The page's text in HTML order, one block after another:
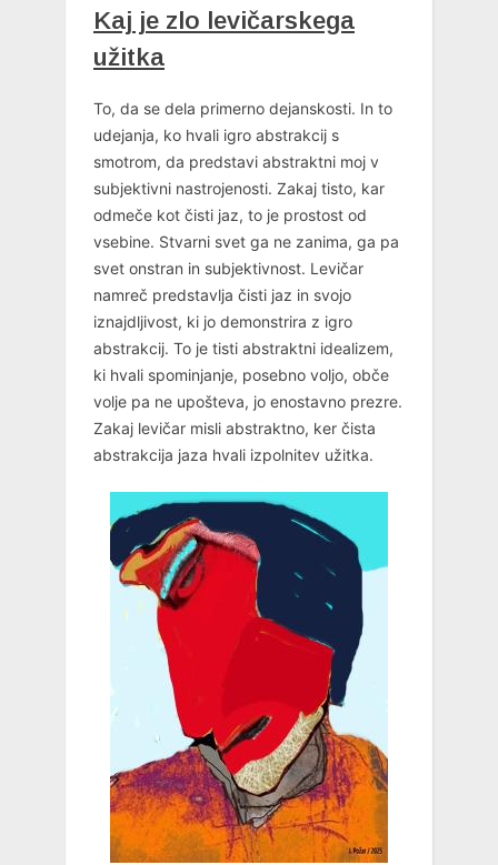
Kaj je zlo levičarskega
užitka
To, da se dela primerno dejanskosti. In to
udejanja, ko hvali igro abstrakcij s
smotrom, da predstavi abstraktni moj v
subjektivni nastrojenosti. Zakaj tisto, kar
odmeče kot čisti jaz, to je prostost od
vsebine. Stvarni svet ga ne zanima, ga pa
svet onstran in subjektivnost. Levičar
namreč predstavlja čisti jaz in svojo
iznajdljivost, ki jo demonstrira z igro
abstrakcij. To je tisti abstraktni idealizem,
ki hvali spominjanje, posebno voljo, obče
volje pa ne upošteva, jo enostavno prezre.
Zakaj levičar misli abstraktno, ker čista
abstrakcija jaza hvali izpolnitev užitka.